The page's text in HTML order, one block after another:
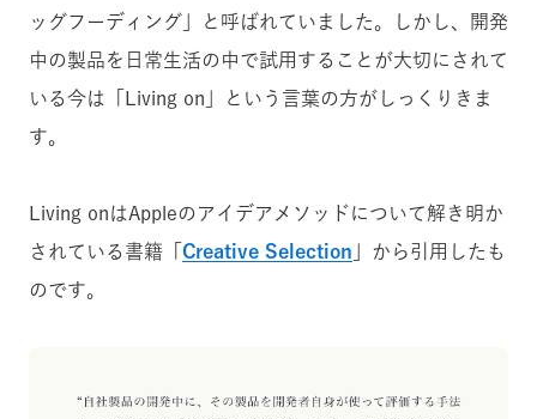
ッグフーディング」と呼ばれていました。しかし、開発
中の製品を日常生活の中で試用することが大切にされて
いる今は「Living on」という言葉の方がしっくりきま
す。
Living onはAppleのアイデアメソッドについて解き明か
されている書籍「 Creative Selection 」から引用したも
のです。